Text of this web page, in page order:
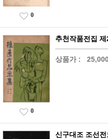
0
추천작품전집
상품가 :
0
신구대조 조선